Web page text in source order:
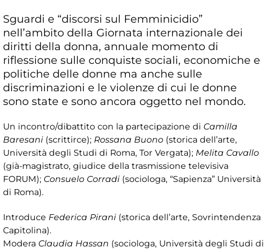
Sguardi e “discorsi sul Femminicidio”
nell’ambito della Giornata internazionale dei
diritti della donna, annuale momento di
riflessione sulle conquiste sociali, economiche e
politiche delle donne ma anche sulle
discriminazioni e le violenze di cui le donne
sono state e sono ancora oggetto nel mondo.
Un incontro/dibattito con la partecipazione di Camilla
Baresani (scrittirce); Rossana Buono (storica dell’arte,
Università degli Studi di Roma, Tor Vergata); Melita Cavallo
(già-magistrato, giudice della trasmissione televisiva
FORUM); Consuelo Corradi (sociologa, “Sapienza” Università
di Roma).
Introduce Federica Pirani (storica dell’arte, Sovrintendenza
Capitolina).
Modera Claudia Hassan (sociologa, Università degli Studi di